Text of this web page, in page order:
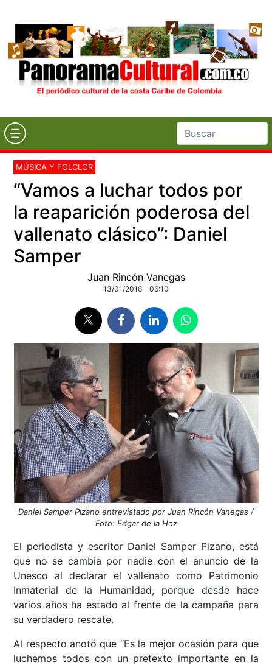
MÚSICA Y FOLCLOR
“Vamos a luchar todos por
la reaparición poderosa del
vallenato clásico”: Daniel
Samper
Juan Rincón Vanegas
13/01/2016 - 06:10
Daniel Samper Pizano entrevistado por Juan Rincón Vanegas /
Foto: Edgar de la Hoz
El periodista y escritor Daniel Samper Pizano, está
que no se cambia por nadie con el anuncio de la
Unesco al declarar el vallenato como Patrimonio
Inmaterial de la Humanidad, porque desde hace
varios años ha estado al frente de la campaña para
su verdadero rescate.
Al respecto anotó que “Es la mejor ocasión para que
luchemos todos con un pretexto importante en la